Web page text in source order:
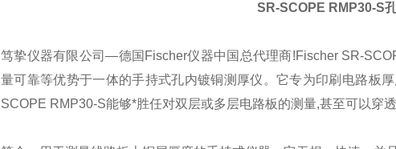
SR-SCOPE RMP30-S
笃挚仪器有限公司—德国Fischer仪器中国总代理商!Fischer SR-
量可靠等优势于一体的手持式孔内镀铜测厚仪。它专为印刷电路板
SCOPE RMP30-S能够*胜任对双层或多层电路板的测量,甚至可以穿